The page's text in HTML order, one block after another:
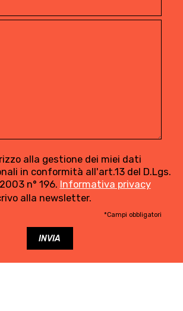
alla gestione dei miei dati
in conformità all'art.13 del D.Lgs.
n° 196. Informativa privacy
alla newsletter.
*Campi obbligatori